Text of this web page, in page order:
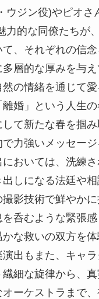
ウジン役)やピオさ
力的な同僚たちが
、それぞれの信
層的な厚みを与
の情緒を通じて
婚」という人生
して新たな春を掴
で力強いメッセー
においては、洗練
しになる法廷や
影技術で鮮やか
を呑むような緊張
な救いの双方を
出もまた、キャ
細な旋律から、
オーケストラまで